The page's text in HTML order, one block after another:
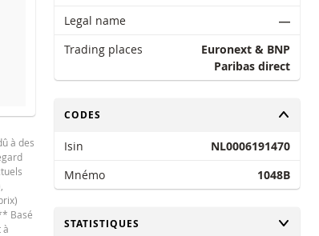
à des
Basé
à
Legal name
―
Trading places
Euronext & BNP
Paribas direct
CHANGER
CODES
Isin
NL0006191470
Mnémo
1048B
CHANGER
STATISTIQUES